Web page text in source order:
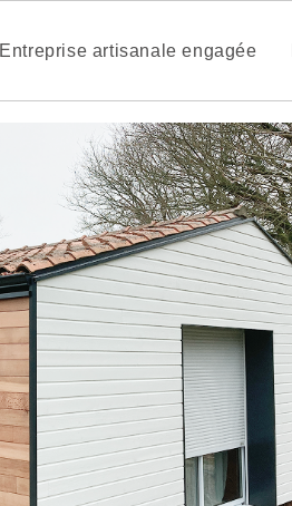
Entreprise artisanale engagée